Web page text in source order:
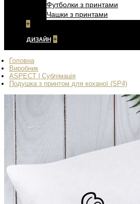
Футболки з принтами
Чашки з принтами
+
ДИЗАЙН +
Головна
Виробник
ASPECT | Сублімація
Подушка з принтом для коханої (SP4)